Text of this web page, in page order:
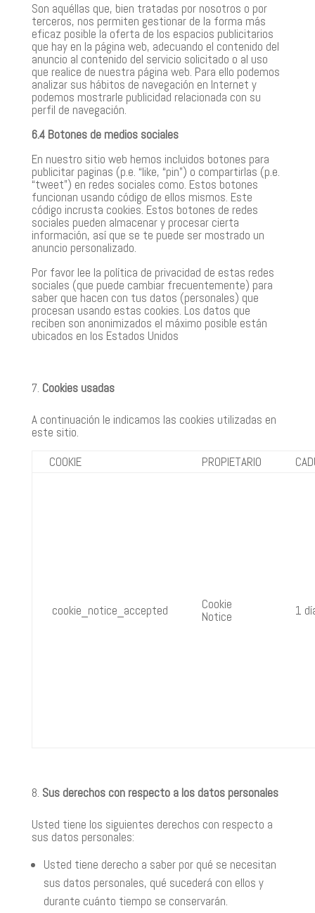
Son aquéllas que, bien tratadas por nosotros o por
terceros, nos permiten gestionar de la forma más
eficaz posible la oferta de los espacios publicitarios
que hay en la página web, adecuando el contenido del
anuncio al contenido del servicio solicitado o al uso
que realice de nuestra página web. Para ello podemos
analizar sus hábitos de navegación en Internet y
podemos mostrarle publicidad relacionada con su
perfil de navegación.
6.4 Botones de medios sociales
En nuestro sitio web hemos incluidos botones para
publicitar paginas (p.e. “like, “pin”) o compartirlas (p.e.
“tweet”) en redes sociales como. Estos botones
funcionan usando código de ellos mismos. Este
código incrusta cookies. Estos botones de redes
sociales pueden almacenar y procesar cierta
información, así que se te puede ser mostrado un
anuncio personalizado.
Por favor lee la política de privacidad de estas redes
sociales (que puede cambiar frecuentemente) para
saber que hacen con tus datos (personales) que
procesan usando estas cookies. Los datos que
reciben son anonimizados el máximo posible están
ubicados en los Estados Unidos
Cookies usadas
A continuación le indicamos las cookies utilizadas en
este sitio.
COOKIE
PROPIETARIO
cookie_notice_accepted
Cookie
Notice
1
Sus derechos con respecto a los datos personales
Usted tiene los siguientes derechos con respecto a
sus datos personales:
Usted tiene derecho a saber por qué se necesitan
sus datos personales, qué sucederá con ellos y
durante cuánto tiempo se conservarán.